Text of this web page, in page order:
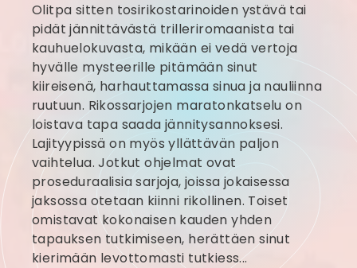
Olitpa sitten tosirikostarinoiden ystävä tai
pidät jännittävästä trilleriromaanista tai
kauhuelokuvasta, mikään ei vedä vertoja
hyvälle mysteerille pitämään sinut
kiireisenä, harhauttamassa sinua ja nauliinna
ruutuun. Rikossarjojen maratonkatselu on
loistava tapa saada jännitysannoksesi.
Lajityypissä on myös yllättävän paljon
vaihtelua. Jotkut ohjelmat ovat
proseduraalisia sarjoja, joissa jokaisessa
jaksossa otetaan kiinni rikollinen. Toiset
omistavat kokonaisen kauden yhden
tapauksen tutkimiseen, herättäen sinut
kierimään levottomasti tutkiess...